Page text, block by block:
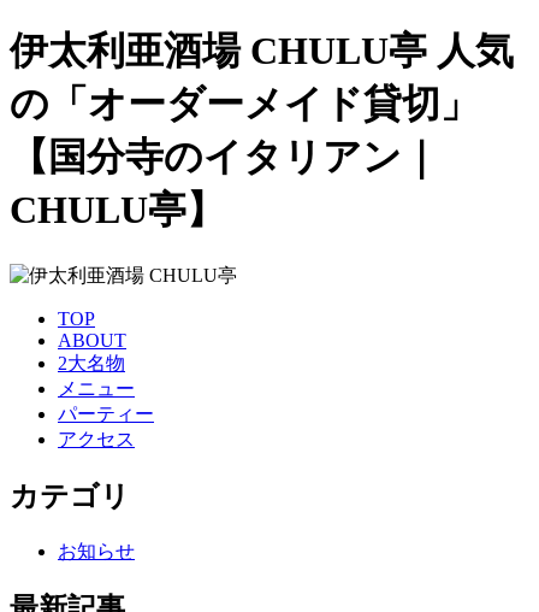
伊太利亜酒場 CHULU亭 人気
の「オーダーメイド貸切」
【国分寺のイタリアン｜
CHULU亭】
TOP
ABOUT
2大名物
メニュー
パーティー
アクセス
カテゴリ
お知らせ